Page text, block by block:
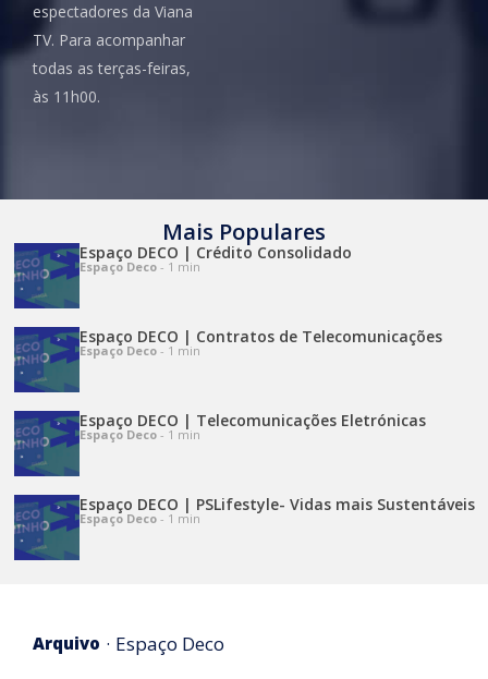
espectadores da Viana
TV. Para acompanhar
todas as terças-feiras,
às 11h00.
Mais Populares
Espaço DECO | Crédito Consolidado
Espaço Deco - 1 min
Espaço DECO | Contratos de Telecomunicações
Espaço Deco - 1 min
Espaço DECO | Telecomunicações Eletrónicas
Espaço Deco - 1 min
Espaço DECO | PSLifestyle- Vidas mais Sustentáveis
Espaço Deco - 1 min
Arquivo Espaço Deco